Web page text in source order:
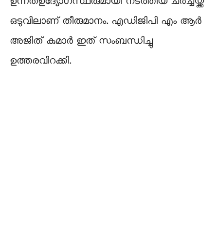
ഒടുവിലാണ് തീരുമാനം. എഡിജിപി എം ആർ
അജിത് കുമാർ ഇത് സംബന്ധിച്ചു
ഉത്തരവിറക്കി.